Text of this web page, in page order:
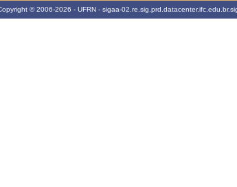
© 2006-2026 - UFRN - sigaa-